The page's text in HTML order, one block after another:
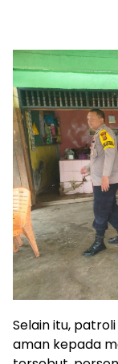
Selain itu,
aman kepada